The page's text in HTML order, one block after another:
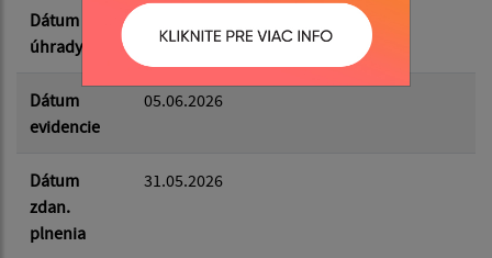
Dátum
úhrady
Dátum
evidencie
05.06.2026
Dátum
zdan.
plnenia
31.05.2026